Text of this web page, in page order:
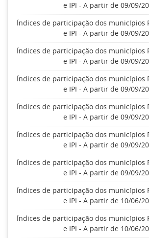
e IPI - A partir de 09/09/
Índices de participação dos municípios
e IPI - A partir de 09/09/
Índices de participação dos municípios
e IPI - A partir de 09/09/
Índices de participação dos municípios
e IPI - A partir de 09/09/
Índices de participação dos municípios
e IPI - A partir de 09/09/
Índices de participação dos municípios
e IPI - A partir de 09/09/
Índices de participação dos municípios
e IPI - A partir de 09/09/
Índices de participação dos municípios
e IPI - A partir de 10/06/
Índices de participação dos municípios
e IPI - A partir de 10/06/